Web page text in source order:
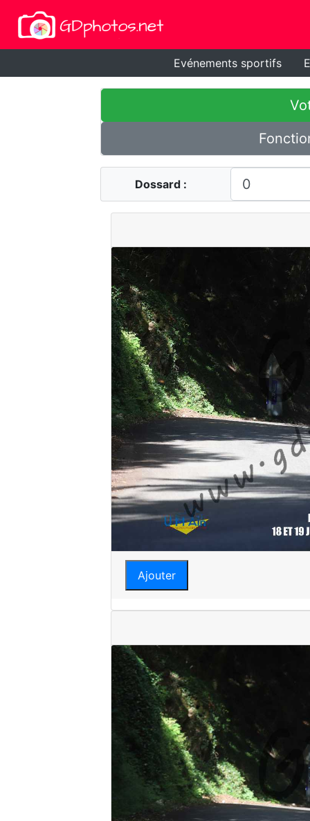
Evénements sportifs
Dossard :
Ajouter